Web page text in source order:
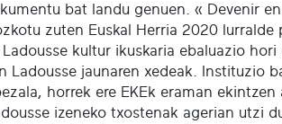
bat landu genuen. « Devenir
zuten Euskal Herria 2020 lurralde
kultur ikuskaria ebaluazio hori
Ladousse jaunaren xedeak. Instituzio
horrek ere EKEk eraman ekintzen
izeneko txostenak agerian utzi